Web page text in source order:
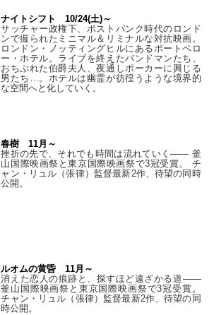
ナイトシフト 10/24(土)～
サッチャー政権下、ポストパンク時代のロンド
ンで撮られたミニマル＆リミナルな対抗映画。
ロンドン・ノッティングヒルにあるポートベロ
ー・ホテル。ライブを終えたバンドマンたち、
おちぶれた伯爵夫人、夜通しポーカーに興じる
男たち…。ホテルは幽霊が彷徨うような境界的
な空間へと化していく。
春樹 11月～
挫折の先で、それでも時間は流れていく—— 釜
山国際映画祭と東京国際映画祭で3冠受賞。 チ
ャン・リュル（張律）監督最新2作、待望の同時
公開。
ルオムの黄昏 11月～
消えた恋人の痕跡と、探すほど遠ざかる道——
釜山国際映画祭と東京国際映画祭で3冠受賞。
チャン・リュル（張律）監督最新2作、待望の同
時公開。